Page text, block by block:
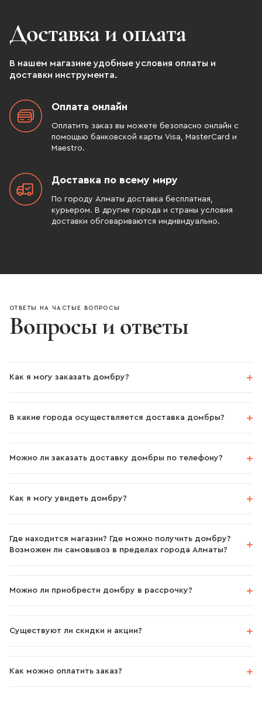
Доставка и оплата
В нашем магазине удобные условия оплаты и
доставки инструмента.
Оплата онлайн
Оплатить заказ вы можете безопасно онлайн с
помощью банковской карты Visa, MasterCard и
Maestro.
Доставка по всему миру
По городу Алматы доставка бесплатная,
курьером. В другие города и страны условия
доставки обговариваются индивидуально.
ОТВЕТЫ НА ЧАСТЫЕ ВОПРОСЫ
Вопросы и ответы
Как я могу заказать домбру?
В какие города осуществляется доставка домбры?
Можно ли заказать доставку домбры по телефону?
Как я могу увидеть домбру?
Где находится магазин? Где можно получить домбру?
Возможен ли самовывоз в пределах города Алматы?
Можно ли приобрести домбру в рассрочку?
Существуют ли скидки и акции?
Как можно оплатить заказ?